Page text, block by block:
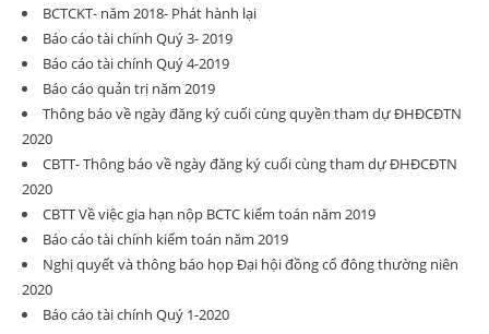
BCTCKT- năm 2018- Phát hành lại
Báo cáo tài chính Quý 3- 2019
Báo cáo tài chính Quý 4-2019
Báo cáo quản trị năm 2019
Thông báo về ngày đăng ký cuối cùng quyền tham dự ĐHĐCĐTN
2020
CBTT- Thông báo về ngày đăng ký cuối cùng tham dự ĐHĐCĐTN
2020
CBTT Về việc gia hạn nộp BCTC kiểm toán năm 2019
Báo cáo tài chính kiếm toán năm 2019
Nghị quyết và thông báo họp Đại hội đồng cổ đông thường niên
2020
Báo cáo tài chính Quý 1-2020